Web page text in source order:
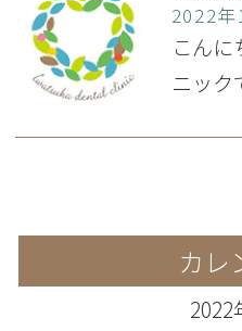
2022年
こん
ニッ
カレ
2022